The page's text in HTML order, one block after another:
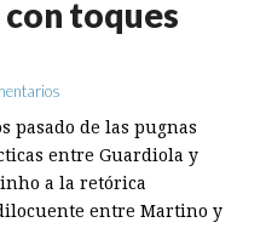
toques
pasado de las pugnas
entre Guardiola y
a la retórica
entre Martino y